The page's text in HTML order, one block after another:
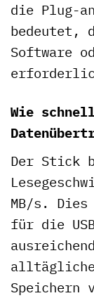
die Plug-
bedeutet,
Software
Wie
Der Stick
MB/s.
für die
Speichern